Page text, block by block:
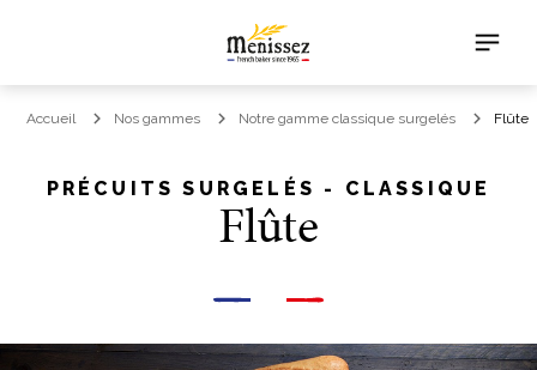
Accueil Nos gammes Notre gamme classique surgelés Flûte
PRÉCUITS SURGELÉS - CLASSIQUE
Flûte